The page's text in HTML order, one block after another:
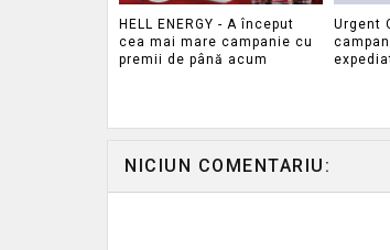
HELL ENERGY - A început
cea mai mare campanie cu
premii de până acum
Urgent
NICIUN COMENTARIU: